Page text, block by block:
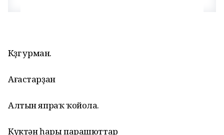
Көҙгө урман.
Ағастарҙан
Алтын япраҡ ҡойола.
Күктән һары парашюттар